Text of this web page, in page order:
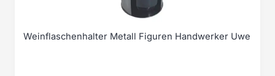
Weinflaschenhalter Metall Figuren Handwerker Uwe